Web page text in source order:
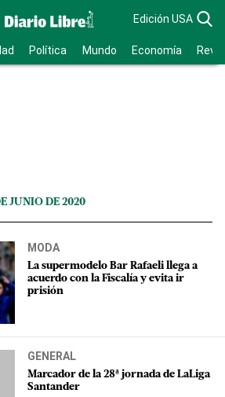
Edición USA
Política Mundo Economía
JUNIO DE 2020
MODA
La supermodelo Bar Rafaeli llega a
acuerdo con la Fiscalía y evita ir
prisión
GENERAL
Marcador de la 28ª jornada de LaLiga
Santander